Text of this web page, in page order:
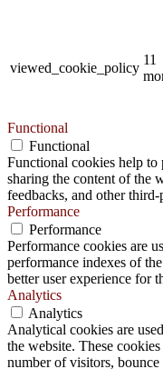
viewed_cookie_policy
11
Functional
Functional
Functional cookies help
sharing the content of the
feedbacks, and other third-
Performance
Performance
Performance cookies are
performance indexes of
better user experience for
Analytics
Analytics
Analytical cookies are
the website. These
number of visitors,